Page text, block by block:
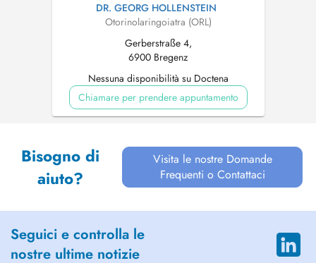
DR. GEORG HOLLENSTEIN
Otorinolaringoiatra (ORL)
Gerberstraße 4,
6900 Bregenz
Nessuna disponibilità su Doctena
Chiamare per prendere appuntamento
Bisogno di
aiuto?
Visita le nostre Domande
Frequenti o Contattaci
Seguici e controlla le
nostre ultime notizie